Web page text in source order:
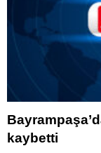
kaybetti